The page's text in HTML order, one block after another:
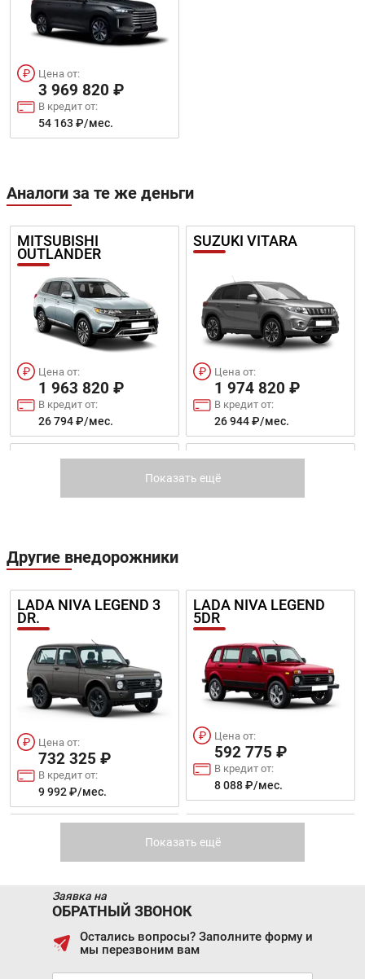
Цена от:
3 969 820 ₽
В кредит от:
54 163 ₽/мес.
Аналоги за те же деньги
MITSUBISHI
OUTLANDER
Цена от:
1 963 820 ₽
В кредит от:
26 794 ₽/мес.
SUZUKI VITARA
Цена от:
1 974 820 ₽
В кредит от:
26 944 ₽/мес.
SKODA SUPERB
Цена от:
1 949 820 ₽
В кредит от:
26 603 ₽/мес.
CHANGAN CS75FL
Цена от:
1 984 720 ₽
В кредит от:
27 079 ₽/мес.
VOLKSWAGEN PASSAT
2020 - 2021
Цена от:
1 881 820 ₽
GEELY COOLRAY
Цена от:
1 769 810 ₽
В кредит от:
24 147 ₽/мес.
MITSUBISHI ASX
Показать ещё
Другие внедорожники
LADA NIVA LEGEND 3
DR.
Цена от:
732 325 ₽
В кредит от:
9 992 ₽/мес.
LADA NIVA LEGEND
5DR
Цена от:
592 775 ₽
В кредит от:
8 088 ₽/мес.
Показать ещё
Заявка на
ОБРАТНЫЙ ЗВОНОК
Остались вопросы? Заполните форму и
мы перезвоним вам